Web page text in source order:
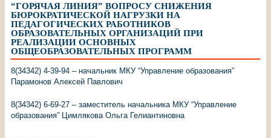
“ГОРЯЧАЯ ЛИНИЯ” ВОПРОСУ СНИЖЕНИЯ
БЮРОКРАТИЧЕСКОЙ НАГРУЗКИ НА
ПЕДАГОГИЧЕСКИХ РАБОТНИКОВ
ОБРАЗОВАТЕЛЬНЫХ ОРГАНИЗАЦИЙ ПРИ
РЕАЛИЗАЦИИ ОСНОВНЫХ
ОБЩЕОБРАЗОВАТЕЛЬНЫХ ПРОГРАММ
8(34342) 4-39-94 – начальник МКУ “Управление образования”
Парамонов Алексей Павлович
8(34342) 6-69-27 – заместитель начальника МКУ “Управление
образования” Цимлякова Ольга Гелиантиновна